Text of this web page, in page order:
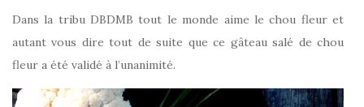
Dans la tribu DBDMB tout le monde aime le chou fleur et
autant vous dire tout de suite que ce gâteau salé de chou
fleur a été validé à l’unanimité.